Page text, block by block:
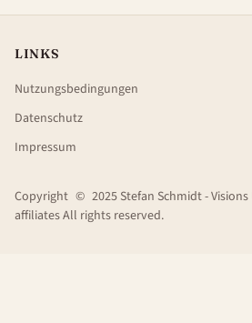
LINKS
Nutzungsbedingungen
Datenschutz
Impressum
Copyright © 2025 Stefan Schmidt -
affiliates All rights reserved.